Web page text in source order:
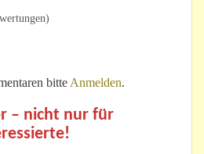
bitte Anmelden.
– nicht nur für